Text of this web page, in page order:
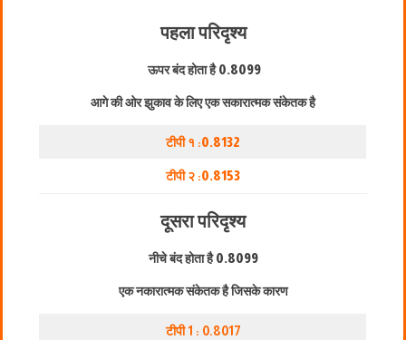
पहला परिदृश्य
ऊपर बंद होता है0.8099
आगे की ओर झुकाव के लिए एक सकारात्मक संकेतक है
टीपी १ :0.8132
टीपी २ :0.8153
दूसरा परिदृश्य
नीचे बंद होता है0.8099
एक नकारात्मक संकेतक है जिसके कारण
टीपी 1 : 0.8017